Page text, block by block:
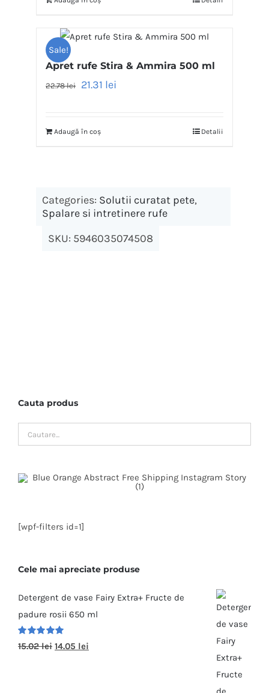
Sale!
Apret rufe Stira & Ammira 500 ml
22.78lei 21.31 lei
Adaugă în coș Detalii
Categories: Solutii curatat pete,
Spalare si intretinere rufe
SKU: 5946035074508
Cauta produs
[wpf-filters id=1]
Cele mai apreciate produse
Detergent de vase Fairy Extra+ Fructe de
padure rosii 650 ml
Evaluat la
5.00
din
15.02lei 14.05 lei